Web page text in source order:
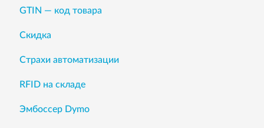
GTIN — код товара
Скидка
Страхи автоматизации
RFID на складе
Эмбоссер Dymo